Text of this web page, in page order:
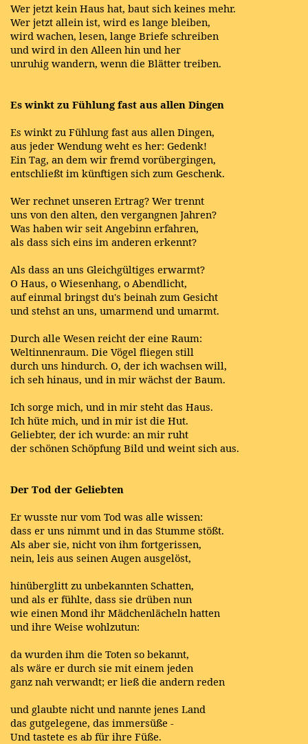
Wer jetzt kein Haus hat, baut sich keines mehr.
Wer jetzt allein ist, wird es lange bleiben,
wird wachen, lesen, lange Briefe schreiben
und wird in den Alleen hin und her
unruhig wandern, wenn die Blätter treiben.
Es winkt zu Fühlung fast aus allen Dingen
Es winkt zu Fühlung fast aus allen Dingen,
aus jeder Wendung weht es her: Gedenk!
Ein Tag, an dem wir fremd vorübergingen,
entschließt im künftigen sich zum Geschenk.
Wer rechnet unseren Ertrag? Wer trennt
uns von den alten, den vergangnen Jahren?
Was haben wir seit Angebinn erfahren,
als dass sich eins im anderen erkennt?
Als dass an uns Gleichgültiges erwarmt?
O Haus, o Wiesenhang, o Abendlicht,
auf einmal bringst du's beinah zum Gesicht
und stehst an uns, umarmend und umarmt.
Durch alle Wesen reicht der eine Raum:
Weltinnenraum. Die Vögel fliegen still
durch uns hindurch. O, der ich wachsen will,
ich seh hinaus, und in mir wächst der Baum.
Ich sorge mich, und in mir steht das Haus.
Ich hüte mich, und in mir ist die Hut.
Geliebter, der ich wurde: an mir ruht
der schönen Schöpfung Bild und weint sich aus.
Der Tod der Geliebten
Er wusste nur vom Tod was alle wissen:
dass er uns nimmt und in das Stumme stößt.
Als aber sie, nicht von ihm fortgerissen,
nein, leis aus seinen Augen ausgelöst,
hinüberglitt zu unbekannten Schatten,
und als er fühlte, dass sie drüben nun
wie einen Mond ihr Mädchenlächeln hatten
und ihre Weise wohlzutun:
da wurden ihm die Toten so bekannt,
als wäre er durch sie mit einem jeden
ganz nah verwandt; er ließ die andern reden
und glaubte nicht und nannte jenes Land
das gutgelegene, das immersüße -
Und tastete es ab für ihre Füße.